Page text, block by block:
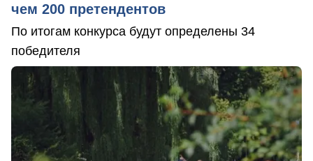
чем 200 претендентов
По итогам конкурса будут определены 34
победителя